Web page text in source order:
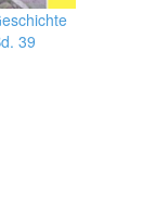
39